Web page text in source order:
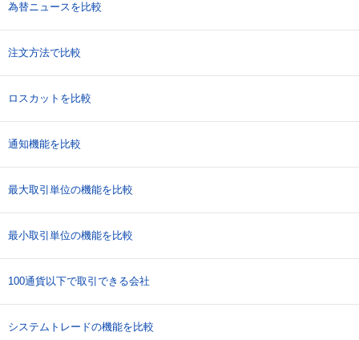
為替ニュースを比較
注文方法で比較
ロスカットを比較
通知機能を比較
最大取引単位の機能を比較
最小取引単位の機能を比較
100通貨以下で取引できる会社
システムトレードの機能を比較